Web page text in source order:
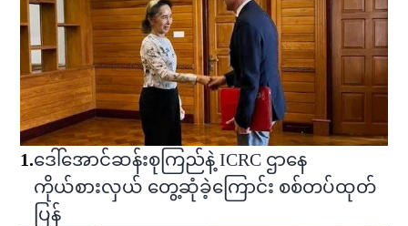
1.ဒေါ်အောင်ဆန်းစုကြည်နဲ့ ICRC ဌာနေ
ကိုယ်စားလှယ် တွေ့ဆုံခဲ့ကြောင်း စစ်တပ်ထုတ်
ပြန်